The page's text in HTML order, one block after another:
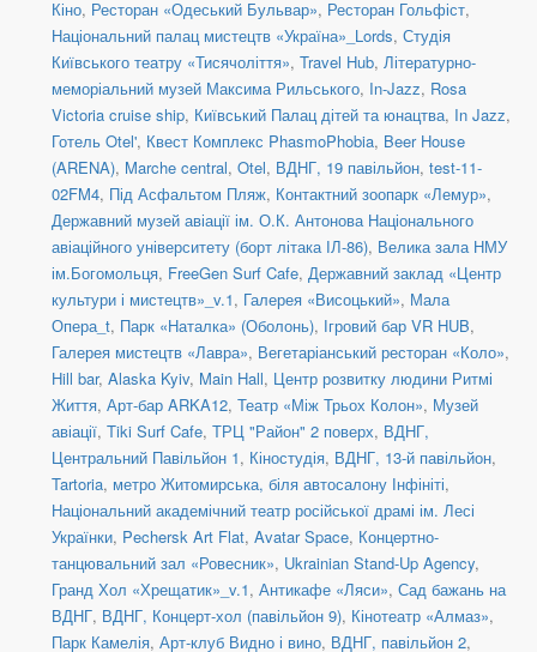
Кіно, Ресторан «Одеський Бульвар», Ресторан Гольфіст,
Національний палац мистецтв «Україна»_Lords, Студія
Київського театру «Тисячоліття», Travel Hub, Літературно-
меморіальний музей Максима Рильського, In-Jazz, Rosa
Victoria cruise ship, Київський Палац дітей та юнацтва, In Jazz,
Готель Otel', Квест Комплекс PhasmoPhobia, Beer House
(ARENA), Marche central, Otel, ВДНГ, 19 павільйон, test-11-
02FM4, Під Асфальтом Пляж, Контактний зоопарк «Лемур»,
Державний музей авіації ім. О.К. Антонова Національного
авіаційного університету (борт літака ІЛ-86), Велика зала НМУ
ім.Богомольця, FreeGen Surf Cafe, Державний заклад «Центр
культури і мистецтв»_v.1, Галерея «Висоцький», Мала
Опера_t, Парк «Наталка» (Оболонь), Ігровий бар VR HUB,
Галерея мистецтв «Лавра», Вегетаріанський ресторан «Коло»,
Hill bar, Alaska Kyiv, Main Hall, Центр розвитку людини Ритмі
Життя, Арт-бар ARKA12, Театр «Між Трьох Колон», Музей
авіації, Tiki Surf Cafe, ТРЦ "Район" 2 поверх, ВДНГ,
Центральний Павільйон 1, Кіностудія, ВДНГ, 13-й павільйон,
Tartoria, метро Житомирська, біля автосалону Інфініті,
Національний академічний театр російської драмі ім. Лесі
Українки, Pechersk Art Flat, Avatar Space, Концертно-
танцювальний зал «Ровесник», Ukrainian Stand-Up Agency,
Гранд Хол «Хрещатик»_v.1, Антикафе «Ляси», Сад бажань на
ВДНГ, ВДНГ, Концерт-хол (павільйон 9), Кінотеатр «Алмаз»,
Парк Камелія, Арт-клуб Видно і вино, ВДНГ, павільйон 2,